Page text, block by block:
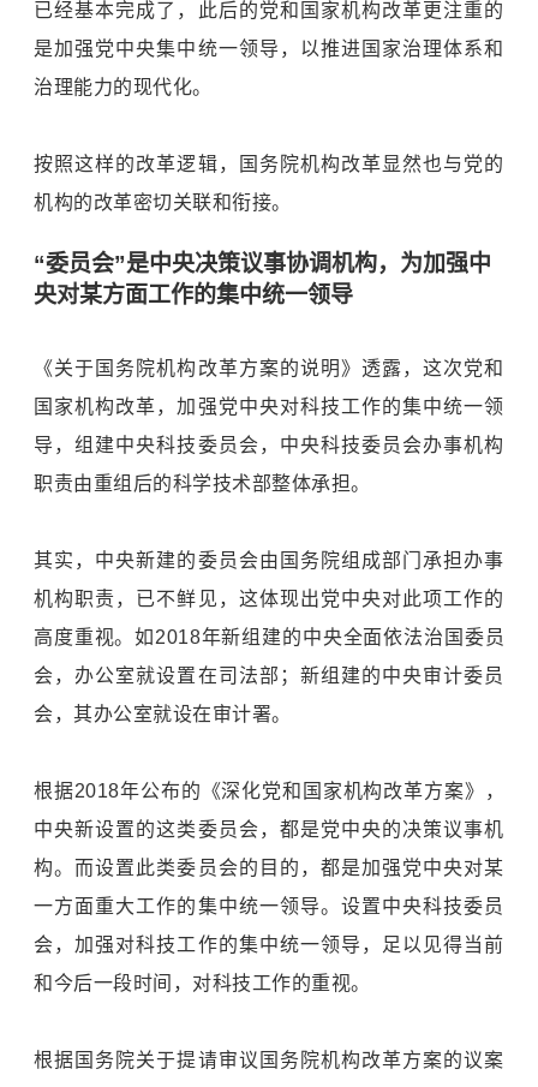
已经基本完成了，此后的党和国家机构改革更注重的
是加强党中央集中统一领导，以推进国家治理体系和
治理能力的现代化。
按照这样的改革逻辑，国务院机构改革显然也与党的
机构的改革密切关联和衔接。
“委员会”是中央决策议事协调机构，为加强中
央对某方面工作的集中统一领导
《关于国务院机构改革方案的说明》透露，这次党和
国家机构改革，加强党中央对科技工作的集中统一领
导，组建中央科技委员会，中央科技委员会办事机构
职责由重组后的科学技术部整体承担。
其实，中央新建的委员会由国务院组成部门承担办事
机构职责，已不鲜见，这体现出党中央对此项工作的
高度重视。如2018年新组建的中央全面依法治国委员
会，办公室就设置在司法部；新组建的中央审计委员
会，其办公室就设在审计署。
根据2018年公布的《深化党和国家机构改革方案》，
中央新设置的这类委员会，都是党中央的决策议事机
构。而设置此类委员会的目的，都是加强党中央对某
一方面重大工作的集中统一领导。设置中央科技委员
会，加强对科技工作的集中统一领导，足以见得当前
和今后一段时间，对科技工作的重视。
根据国务院关于提请审议国务院机构改革方案的议案